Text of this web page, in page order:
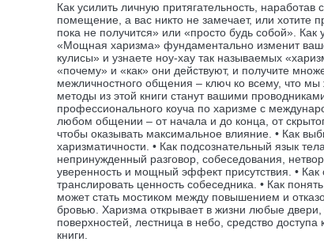
Как усилить личную притягательность,
помещение, а вас никто не замечает, или хотите
пока не получится» или «просто будь собой».
«Мощная харизма» фундаментально изменит
кулисы» и узнаете ноу-хау так называемых
«почему» и «как» они действуют, и получите
межличностного общения – ключ ко всему, что
методы из этой книги станут вашими
профессионального коуча по харизме с
любом общении – от начала и до конца, от
чтобы оказывать максимальное влияние. • Как
харизматичности. • Как подсознательный язык
непринужденный разговор, собеседования,
уверенность и мощный эффект присутствия. •
транслировать ценность собеседника. • Как
может стать мостиком между повышением и
бровью. Харизма открывает в жизни любые
поверхностей, лестница в небо, средство
книги.